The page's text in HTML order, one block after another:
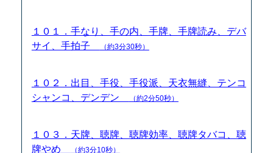
１０１．手なり、手の内、手牌、手牌読み、デバ
サイ、手拍子
（約3分30秒）
１０２．出目、手役、手役派、天衣無縫、テンコ
シャンコ、デンデン
（約2分50秒）
１０３．天牌、聴牌、聴牌効率、聴牌タバコ、聴
牌やめ
（約3分10秒）